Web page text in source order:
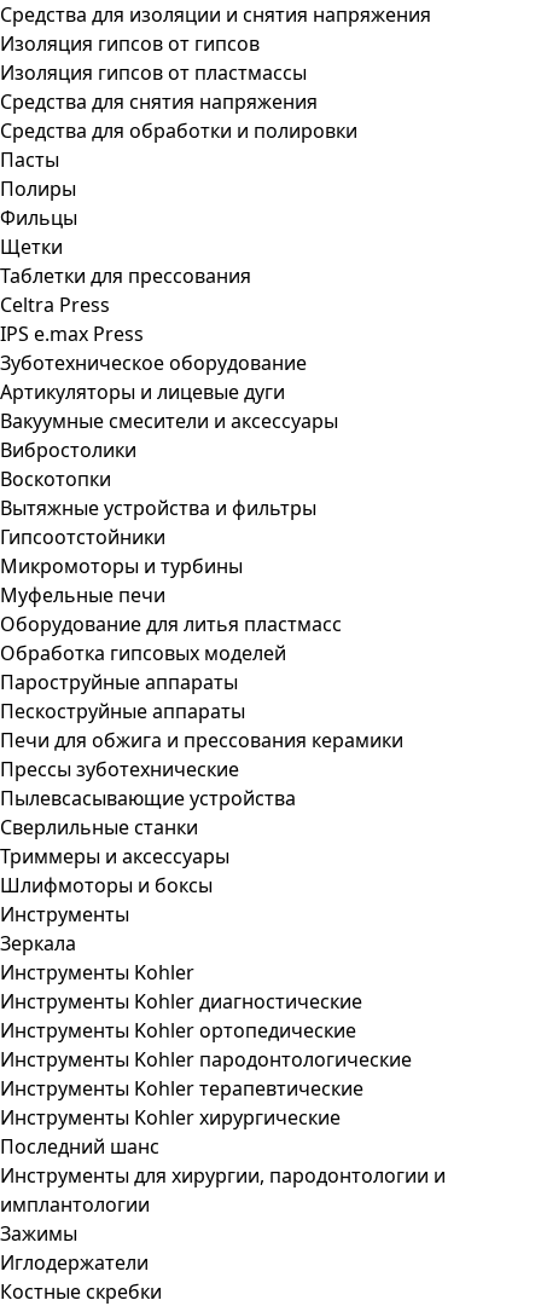
Средства для изоляции и снятия напряжения
Изоляция гипсов от гипсов
Изоляция гипсов от пластмассы
Средства для снятия напряжения
Средства для обработки и полировки
Пасты
Полиры
Фильцы
Щетки
Таблетки для прессования
Celtra Press
IPS e.max Press
Зуботехническое оборудование
Артикуляторы и лицевые дуги
Вакуумные смесители и аксессуары
Вибростолики
Воскотопки
Вытяжные устройства и фильтры
Гипсоотстойники
Микромоторы и турбины
Муфельные печи
Оборудование для литья пластмасс
Обработка гипсовых моделей
Пароструйные аппараты
Пескоструйные аппараты
Печи для обжига и прессования керамики
Прессы зуботехнические
Пылевсасывающие устройства
Сверлильные станки
Триммеры и аксессуары
Шлифмоторы и боксы
Инструменты
Зеркала
Инструменты Kohler
Инструменты Kohler диагностические
Инструменты Kohler ортопедические
Инструменты Kohler пародонтологические
Инструменты Kohler терапевтические
Инструменты Kohler хирургические
Последний шанс
Инструменты для хирургии, пародонтологии и
имплантологии
Зажимы
Иглодержатели
Костные скребки